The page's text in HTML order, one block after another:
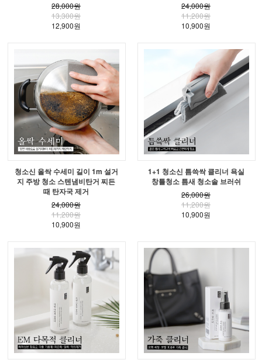
28,000원
13,300원
12,900원
24,000원
11,200원
10,900원
청소신 올싹 수세미 길이 1m 설거
지 주방 청소 스텐냄비탄거 찌든
때 탄자국 제거
24,000원
11,200원
10,900원
1+1 청소신 틈쓱싹 클리너 욕실
창틀청소 틈새 청소솔 브러쉬
26,000원
11,200원
10,900원